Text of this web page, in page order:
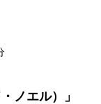
ノエル）」